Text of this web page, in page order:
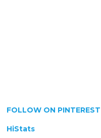
FOLLOW ON PINTEREST
HiStats